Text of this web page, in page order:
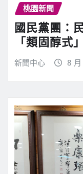
桃園新聞
國民黨團：
「類固醇式
新聞中心 8